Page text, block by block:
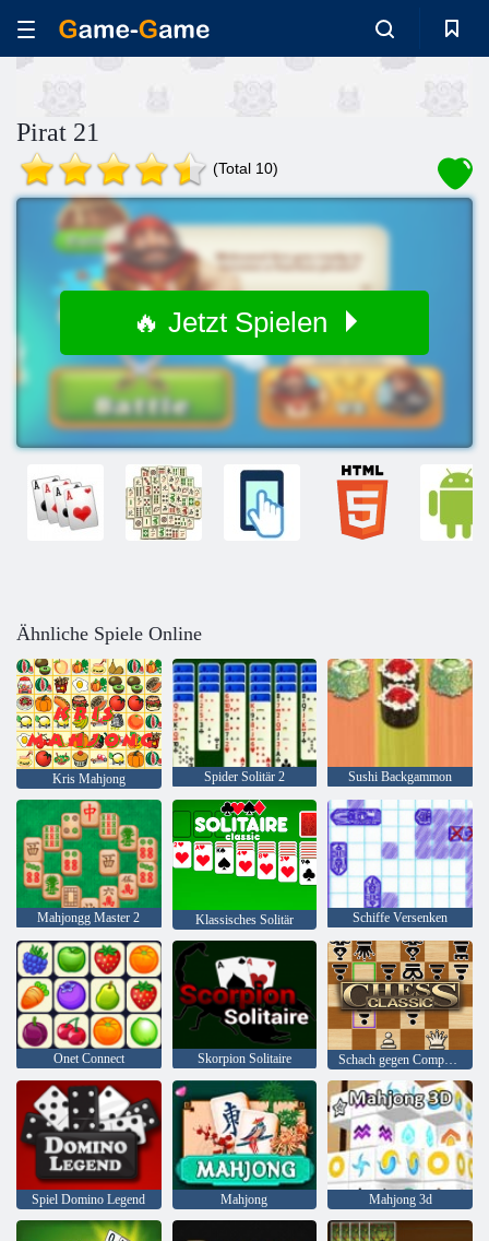
Pirat 21
(Total 10)
🔥 Jetzt Spielen
Ähnliche Spiele Online
Kris Mahjong Spider Solitär 2 Sushi Backgammon
Mahjongg Master 2 Klassisches Solitär Schiffe Versenken
Onet Connect Skorpion Solitaire Schach gegen Computer
Spiel Domino Legend Mahjong Mahjong 3d